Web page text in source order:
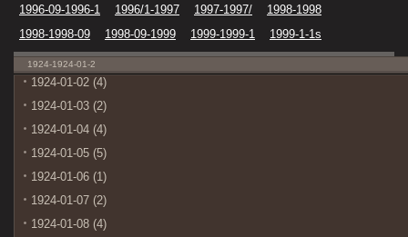
1996-09-1996-1
1996/1-1997 1997-1997/
1998-1998
1998-1998-09
1998-09-1999 1999-1999-1 1999-1-1s
1924-1924-01-2
1924-01-02 (4)
1924-01-03 (2)
1924-01-04 (4)
1924-01-05 (5)
1924-01-06 (1)
1924-01-07 (2)
1924-01-08 (4)